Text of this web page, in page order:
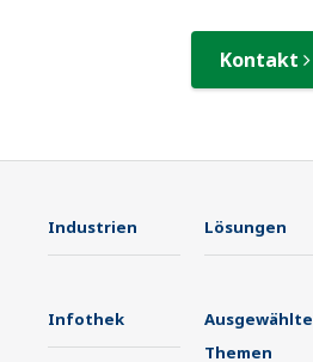
Kontakt
Industrien Lösungen
Infothek
Ausgewählte
Themen